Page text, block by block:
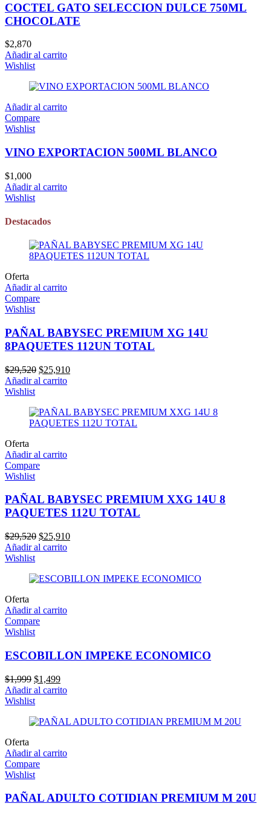
COCTEL GATO SELECCION DULCE 750ML
CHOCOLATE
$2,870
Añadir al carrito
Wishlist
Añadir al carrito
Compare
Wishlist
VINO EXPORTACION 500ML BLANCO
$1,000
Añadir al carrito
Wishlist
Destacados
Oferta
Añadir al carrito
Compare
Wishlist
PAÑAL BABYSEC PREMIUM XG 14U
8PAQUETES 112UN TOTAL
$29,520 El
precio
$29,520.
$25,910El
$25,910.
Añadir al carrito
Wishlist
Oferta
Añadir al carrito
Compare
Wishlist
PAÑAL BABYSEC PREMIUM XXG 14U 8
PAQUETES 112U TOTAL
$29,520 El
precio
$29,520.
$25,910El
$25,910.
Añadir al carrito
Wishlist
Oferta
Añadir al carrito
Compare
Wishlist
ESCOBILLON IMPEKE ECONOMICO
$1,999 El
precio
original
$1,999.
$1,499El
precio
$1,499.
Añadir al carrito
Wishlist
Oferta
Añadir al carrito
Compare
Wishlist
PAÑAL ADULTO COTIDIAN PREMIUM M 20U